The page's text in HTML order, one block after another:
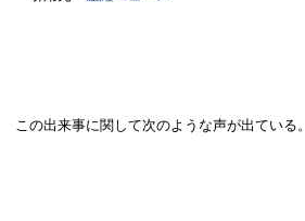
この出来事に関して次のような声が出ている。